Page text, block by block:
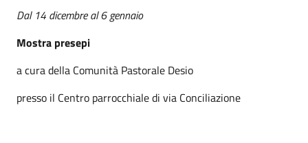
Dal 14 dicembre al 6 gennaio
Mostra presepi
a cura della Comunità Pastorale Desio
presso il Centro parrocchiale di via Conciliazione